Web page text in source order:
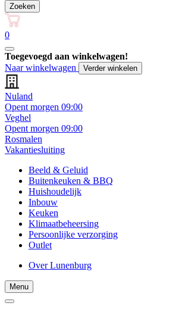
Zoeken
0
Toegevoegd aan winkelwagen!
Naar winkelwagen
Verder winkelen
Nuland
Opent morgen 09:00
Veghel
Opent morgen 09:00
Rosmalen
Vakantiesluiting
Beeld & Geluid
Buitenkeuken & BBQ
Huishoudelijk
Inbouw
Keuken
Klimaatbeheersing
Persoonlijke verzorging
Outlet
Over Lunenburg
Menu